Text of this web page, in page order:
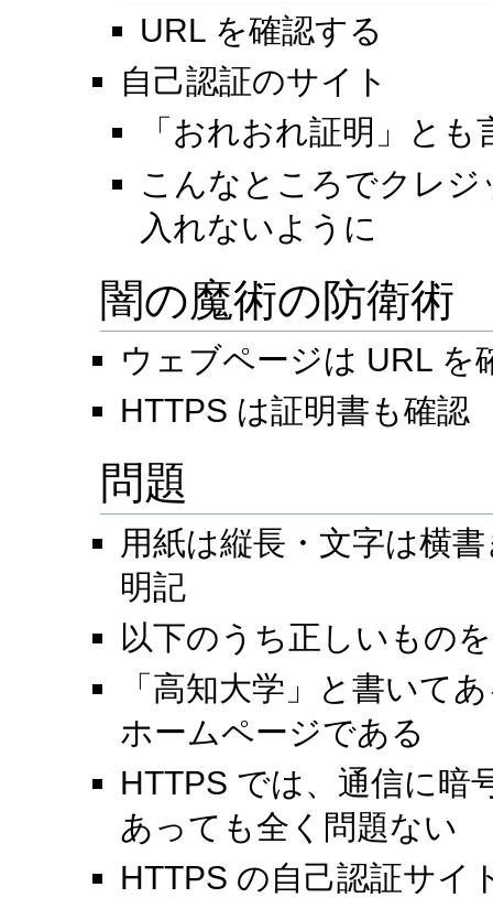
URL を確認する
自己認証のサイト
「おれおれ証明」とも
こんなところでクレ
入れないように
闇の魔術の防衛術
ウェブページは URL を
HTTPS は証明書も確認
問題
用紙は縦長・文字は横
明記
以下のうち正しいもの
「高知大学」と書いて
ホームページである
HTTPS では、通信に暗
あっても全く問題ない
HTTPS の自己認証サイ